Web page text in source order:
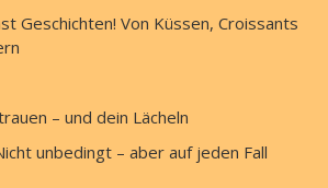
Geschichten! Von Küssen, Croissants
– und dein Lächeln
unbedingt – aber auf jeden Fall